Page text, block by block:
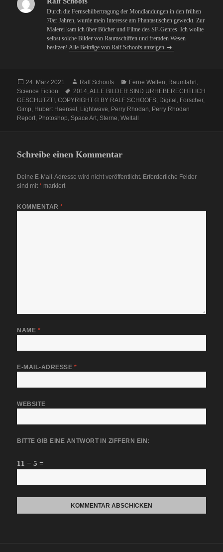
Durch die Fernsehübertragung der Mondlandungen in den frühen
70er Jahren, wurde mein Interesse am Phantastischen geweckt. Zur
Malerei kam ich über Bücher und Filme des SF-Genres. Ich wollte
selbst solche Bilder von Raumschiffen und fremden Wesen
besitzen!Alle Beiträge von Ralf Schoofs anzeigen
Veröffentlicht
am
24. März 2021 Autor
Ralf Schoofs Kategorien
Ferne Welten, Raumfahrt,
Science Fiction
Schlagwörter
2014,ALLE BILDER SIND URHEBERECHTLICH
GESCHÜTZT!,COPYRIGHT © BY RALF SCHOOFS, Digital , Forscher,
Gimp, Hubert Haensel , Lightwave, Perry Rhodan, Perry Rhodan
Report, Photoshop, Space Art, Sterne,Weltall
Schreibe einen Kommentar
Deine E-Mail-Adresse wird nicht veröffentlicht. Erforderliche Felder
sind mit* markiert
KOMMENTAR*
NAME *
E-MAIL-ADRESSE *
WEBSITE
BITTE GIB EINE ANTWORT IN ZIFFERN EIN:
11 − 5 =